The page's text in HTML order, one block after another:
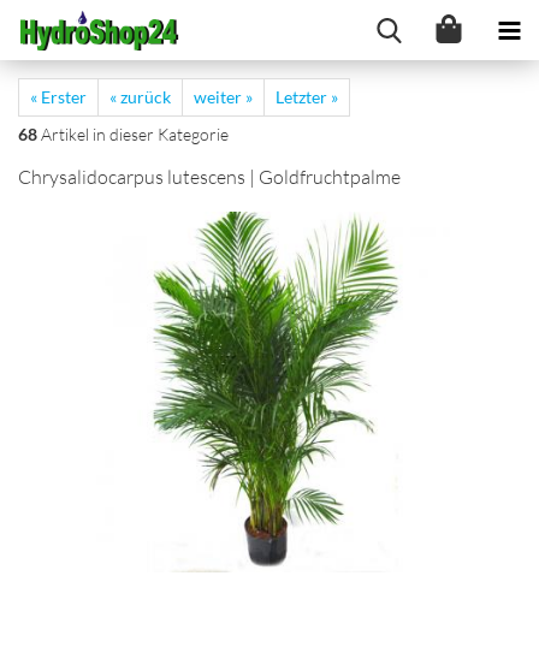
« Erster « zurück weiter »
Letzter »
68Artikel in dieser Kategorie
Chrysalidocarpus lutescens | Goldfruchtpalme